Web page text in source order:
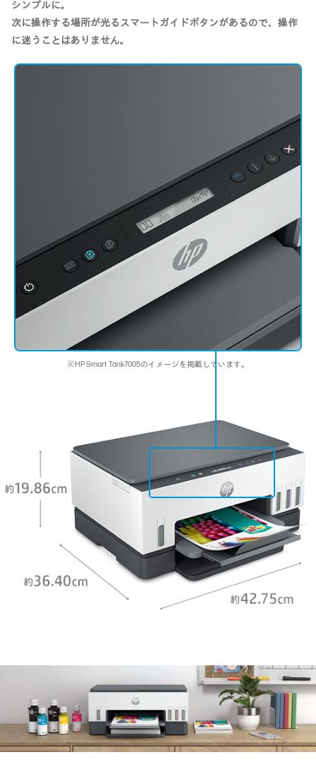
シンプルに。
次に操作する場所が光るスマートガイドボタンがあるので、操作
に迷うことはありません。
※HP Smart Tank7005のイメージを掲載しています。